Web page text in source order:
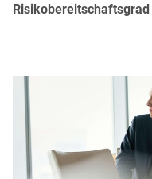
Risikobereitschaftsgrad